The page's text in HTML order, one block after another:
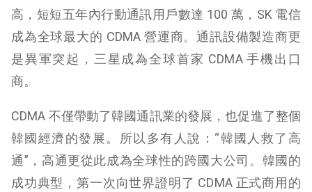
高，短短五年內行動通訊用戶數達 100 萬，SK 電信
成為全球最大的 CDMA 營運商。通訊設備製造商更
是異軍突起，三星成為全球首家 CDMA 手機出口
商。
CDMA 不僅帶動了韓國通訊業的發展，也促進了整個
韓國經濟的發展。所以多有人說：“韓國人救了高
通”，高通更從此成為全球性的跨國大公司。韓國的
成功典型，第一次向世界證明了 CDMA 正式商用的